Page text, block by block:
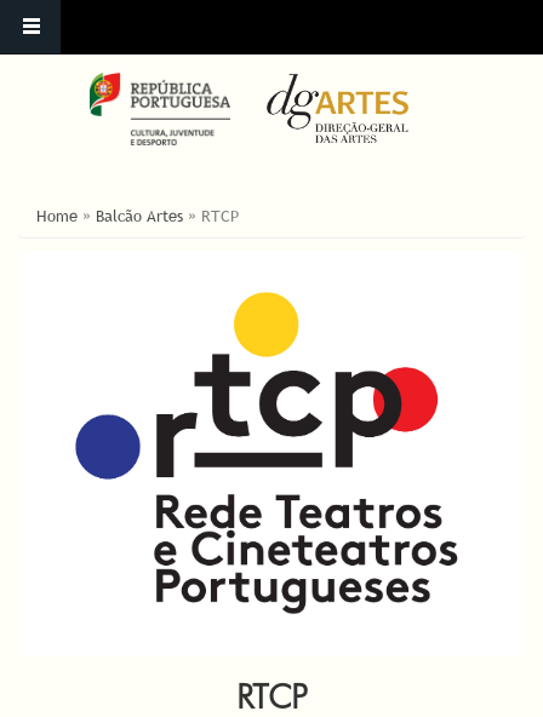
ESTÁ AQUI
Home » Balcão Artes » RTCP
RTCP